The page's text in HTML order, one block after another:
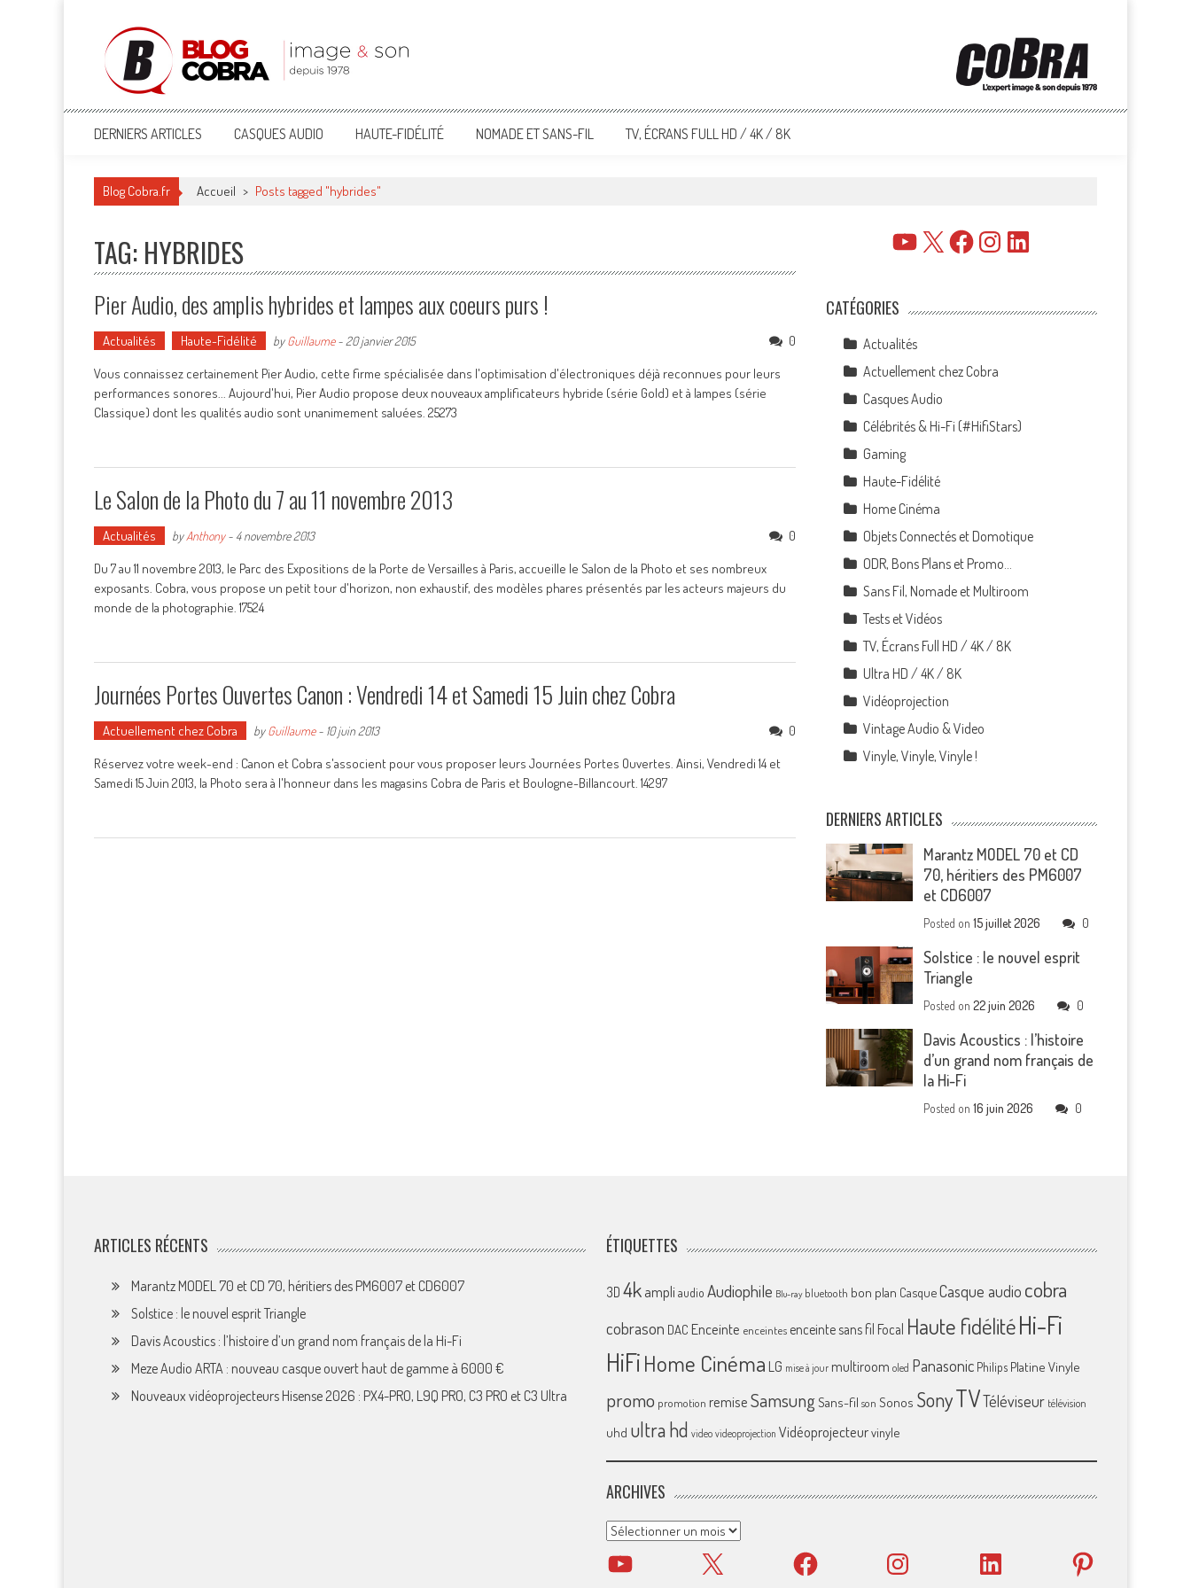
Blog Cobra
Toute l'actu Image & Son !
DERNIERS ARTICLES CASQUES AUDIO HAUTE-FIDÉLITÉ NOMADE ET SANS-FIL TV, ÉCRANS FULL HD / 4K / 8K
Blog Cobra.fr Accueil > Posts tagged "hybrides"
TAG: HYBRIDES
Pier Audio, des amplis hybrides et lampes aux coeurs purs !
Actualités Haute-Fidélité byGuillaume- 20 janvier 2015
0
Vous connaissez certainement Pier Audio, cette firme spécialisée dans l'optimisation d'électroniques déjà reconnues pour leurs
performances sonores... Aujourd'hui, Pier Audio propose deux nouveaux amplificateurs hybride (série Gold) et à lampes (série
Classique) dont les qualités audio sont unanimement saluées. 25273
Le Salon de la Photo du 7 au 11 novembre 2013
Actualités byAnthony- 4 novembre 2013
0
Du 7 au 11 novembre 2013, le Parc des Expositions de la Porte de Versailles à Paris, accueille le Salon de la Photo et ses nombreux
exposants. Cobra, vous propose un petit tour d'horizon, non exhaustif, des modèles phares présentés par les acteurs majeurs du
monde de la photographie. 17524
Journées Portes Ouvertes Canon : Vendredi 14 et Samedi 15 Juin chez Cobra
Actuellement chez Cobra byGuillaume- 10 juin 2013
0
Réservez votre week-end : Canon et Cobra s'associent pour vous proposer leurs Journées Portes Ouvertes. Ainsi, Vendredi 14 et
Samedi 15 Juin 2013, la Photo sera à l'honneur dans les magasins Cobra de Paris et Boulogne-Billancourt. 14297
YouTube
X FacebookInstagramLinkedIn
CATÉGORIES
Actualités
Actuellement chez Cobra
Casques Audio
Célébrités & Hi-Fi (#HifiStars)
Gaming
Haute-Fidélité
Home Cinéma
Objets Connectés et Domotique
ODR, Bons Plans et Promo…
Sans Fil, Nomade et Multiroom
Tests et Vidéos
TV, Écrans Full HD / 4K / 8K
Ultra HD / 4K / 8K
Vidéoprojection
Vintage Audio & Video
Vinyle, Vinyle, Vinyle !
DERNIERS ARTICLES
Marantz MODEL 70 et CD
70, héritiers des PM6007
et CD6007
Posted on15 juillet 2026 0
Solstice : le nouvel esprit
Triangle
Posted on22 juin 2026 0
Davis Acoustics : l’histoire
d’un grand nom français de
la Hi-Fi
Posted on16 juin 2026 0
ARTICLES RÉCENTS
Marantz MODEL 70 et CD 70, héritiers des PM6007 et CD6007
Solstice : le nouvel esprit Triangle
Davis Acoustics : l’histoire d’un grand nom français de la Hi-Fi
Meze Audio ARTA : nouveau casque ouvert haut de gamme à 6000 €
Nouveaux vidéoprojecteurs Hisense 2026 : PX4-PRO, L9Q PRO, C3 PRO et C3 Ultra
ÉTIQUETTES
3D 4k ampliaudio Audiophile Blu-ray bluetooth bon plan CasqueCasque audio cobra
cobrason DAC Enceinte enceintes enceinte sans fil Focal Haute fidélitéHi-Fi
HiFiHome Cinéma LG mise à jour multiroom oled Panasonic Philips Platine Vinyle
promo promotion remiseSamsungSans-fil son Sonos SonyTVTéléviseur télévision
uhd ultra hd video videoprojection Vidéoprojecteurvinyle
ARCHIVES
Archives
YouTube X Facebook Instagram LinkedIn Pinterest